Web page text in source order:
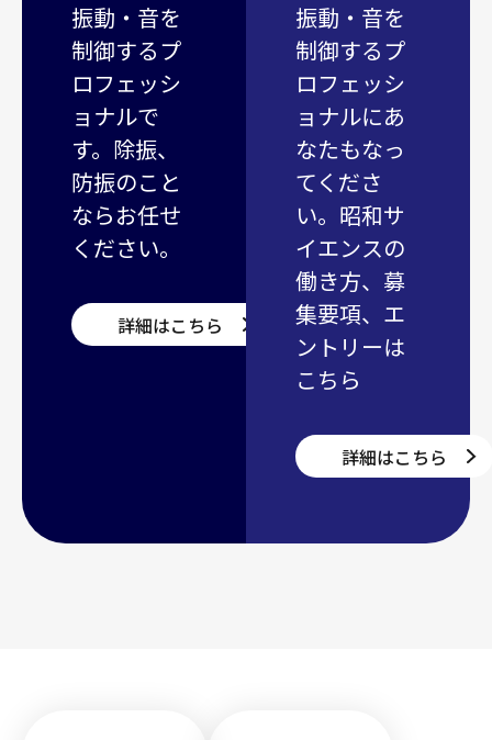
振動・音を
制御するプ
ロフェッシ
ョナルで
す。除振、
防振のこと
ならお任せ
ください。
詳細はこちら
振動・音を
制御するプ
ロフェッシ
ョナルにあ
なたもなっ
てくださ
い。昭和サ
イエンスの
働き方、募
集要項、エ
ントリーは
こちら
詳細はこちら